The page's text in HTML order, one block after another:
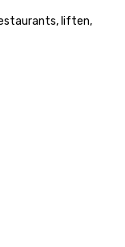
liften,